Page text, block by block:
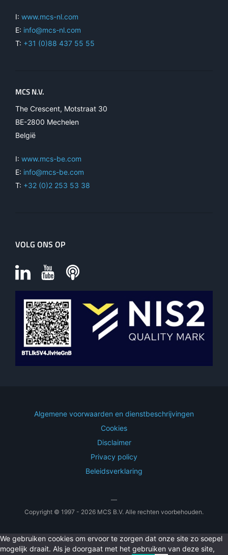
I: www.mcs-nl.com
E: info@mcs-nl.com
T: +31 (0)88 437 55 55
MCS N.V.
The Crescent, Motstraat 30
BE-2800 Mechelen
België
I: www.mcs-be.com
E: info@mcs-be.com
T: +32 (0)2 253 53 38
VOLG ONS OP
Algemene voorwaarden en dienstbeschrijvingen
Cookies
Disclaimer
Privacy policy
Beleidsverklaring
—
Copyright © 1997 - 2026 MCS B.V. Alle rechten voorbehouden.
We gebruiken cookies om ervoor te zorgen dat onze site zo soepel
mogelijk draait. Als je doorgaat met het gebruiken van deze site,